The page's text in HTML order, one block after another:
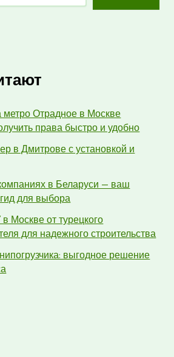
метро Отрадное в Москве
права быстро и удобно
в Дмитрове с установкой и
в Беларуси — ваш
для выбора
Москве от турецкого
для надежного строительства
выгодное решение